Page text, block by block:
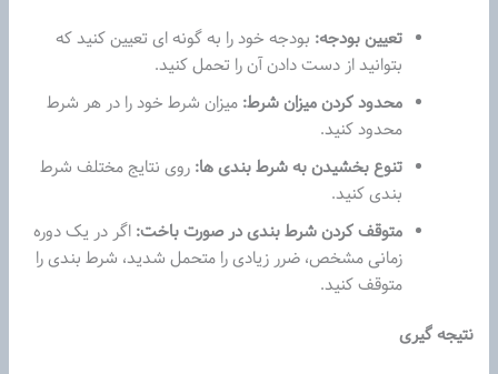
تعیین بودجه: بودجه خود را به گونه ای تعیین کنید که
بتوانید از دست دادن آن را تحمل کنید.
محدود کردن میزان شرط: میزان شرط خود را در هر شرط
محدود کنید.
تنوع بخشیدن به شرط بندی ها: روی نتایج مختلف شرط
بندی کنید.
متوقف کردن شرط بندی در صورت باخت: اگر در یک دوره
زمانی مشخص، ضرر زیادی را متحمل شدید، شرط بندی را
متوقف کنید.
نتیجه گیری